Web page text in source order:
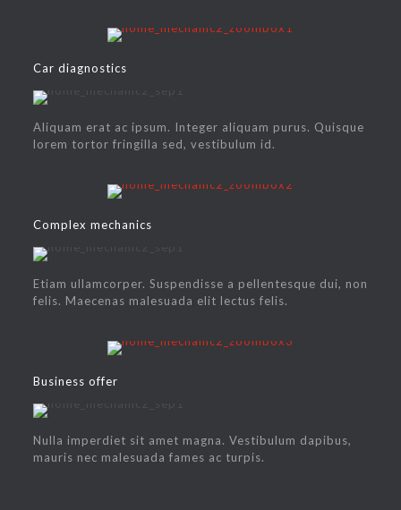
Car diagnostics
Aliquam erat ac ipsum. Integer aliquam purus. Quisque
lorem tortor fringilla sed, vestibulum id.
Complex mechanics
Etiam ullamcorper. Suspendisse a pellentesque dui, non
felis. Maecenas malesuada elit lectus felis.
Business offer
Nulla imperdiet sit amet magna. Vestibulum dapibus,
mauris nec malesuada fames ac turpis.